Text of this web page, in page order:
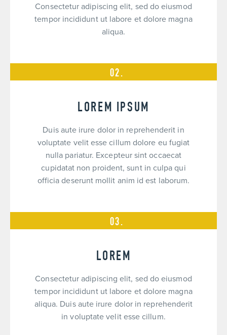
Consectetur adipiscing elit, sed do eiusmod
tempor incididunt ut labore et dolore magna
aliqua.
LOREM IPSUM
Duis aute irure dolor in reprehenderit in
voluptate velit esse cillum dolore eu fugiat
nulla pariatur. Excepteur sint occaecat
cupidatat non proident, sunt in culpa qui
officia deserunt mollit anim id est laborum.
LOREM
Consectetur adipiscing elit, sed do eiusmod
tempor incididunt ut labore et dolore magna
aliqua. Duis aute irure dolor in reprehenderit
in voluptate velit esse cillum.